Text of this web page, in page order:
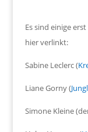
Es sind einige
hier verlinkt:
Sabine Leclerc (
Liane Gorny (
Simone Kleine